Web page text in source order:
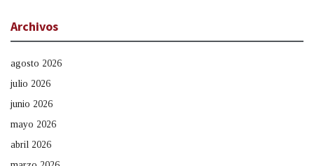
Archivos
agosto 2026
julio 2026
junio 2026
mayo 2026
abril 2026